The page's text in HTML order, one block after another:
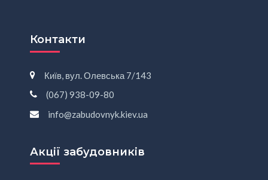
Контакти
Київ, вул. Олевська 7/143
(067) 938-09-80
info@zabudovnyk.kiev.ua
Акції забудовників